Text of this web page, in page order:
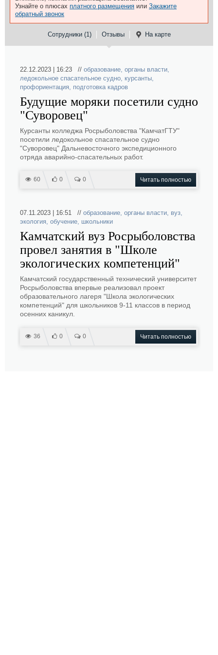
Узнайте о плюсах платного размещения или Закажите
обратный звонок
Сотрудники (1) Отзывы На карте
22.12.2023 | 16:23 // образование, органы власти,
ледокольное спасательное судно, курсанты,
профориентация, подготовка кадров
Будущие моряки посетили судно
"Суворовец"
Курсанты колледжа Росрыболовства "КамчатГТУ"
посетили ледокольное спасательное судно
"Суворовец" Дальневосточного экспедиционного
отряда аварийно-спасательных работ.
60 0 0 Читать полностью
07.11.2023 | 16:51 // образование, органы власти, вуз,
экология, обучение, школьники
Камчатский вуз Росрыболовства
провел занятия в "Школе
экологических компетенций"
Камчатский государственный технический университет
Росрыболовства впервые реализовал проект
образовательного лагеря "Школа экологических
компетенций" для школьников 9-11 классов в период
осенних каникул.
36 0 0 Читать полностью